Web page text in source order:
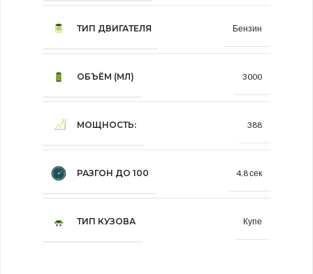
ТИП ДВИГАТЕЛЯ Бензин
ОБЪЁМ (МЛ) 3000
МОЩНОСТЬ: 388
РАЗГОН ДО 100 4.8 сек
ТИП КУЗОВА Купе